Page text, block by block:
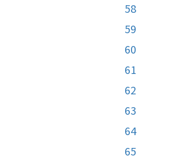
58
59
60
61
62
63
64
65